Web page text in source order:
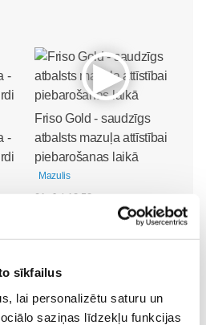
sīkfailus
lai personalizētu saturu un
saziņas līdzekļu funkcijas
-
Friso Gold - saudzīgs
atbalsts mazuļa attīstībai
piebarošanas laikā
Mazulis
01. Jul 12:53